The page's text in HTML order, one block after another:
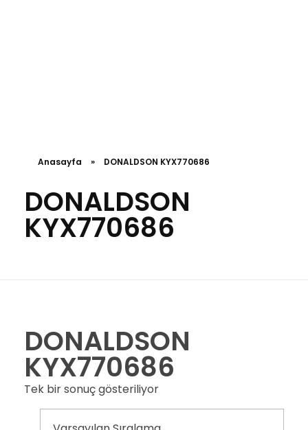
Anasayfa » DONALDSON KYX770686
DONALDSON
KYX770686
DONALDSON
KYX770686
Tek bir sonuç gösteriliyor